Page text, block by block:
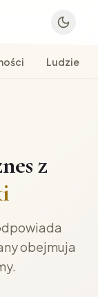
Ludzie
z
obejmuja